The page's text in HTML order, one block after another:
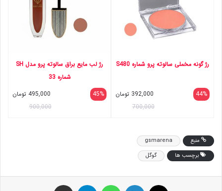
رژ گونه مخملی سالوته پرو شماره S480
44%
392,000 تومان
700,000
رژ لب مایع براق سالوته پرو مدل SH
شماره 33
45%
495,000 تومان
900,000
منبع
gsmarena
برچسب ها
گوگل
ایکس لینکداین تلگرام